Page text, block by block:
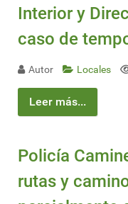
Interior y
caso de
Autor Locales
Leer más...
Policía
rutas y